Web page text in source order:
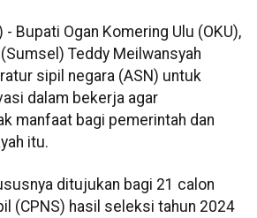
- Bupati Ogan Komering Ulu (OKU),
Teddy Meilwansyah
sipil negara (ASN) untuk
dalam bekerja agar
manfaat bagi pemerintah dan
itu.
ditujukan bagi 21 calon
(CPNS) hasil seleksi tahun 2024